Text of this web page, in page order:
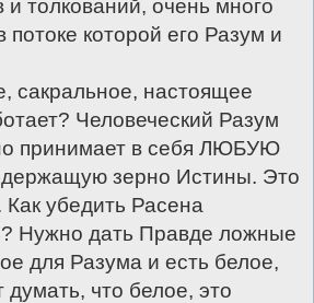
толкований, очень много
потоке которой его Разум и
сакральное, настоящее
Человеческий Разум
принимает в себя ЛЮБУЮ
зерно Истины. Это
Как убедить Расена
Нужно дать Правде ложные
для Разума и есть белое,
думать, что белое, это